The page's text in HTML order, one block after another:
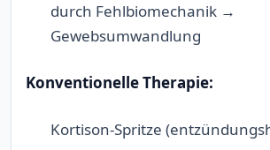
durch Fehlbiomechanik →
Gewebsumwandlung
Konventionelle Therapie:
Kortison-Spritze